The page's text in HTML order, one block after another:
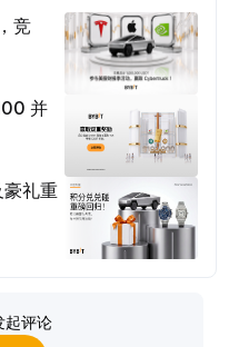
竞
并
礼重
起评论